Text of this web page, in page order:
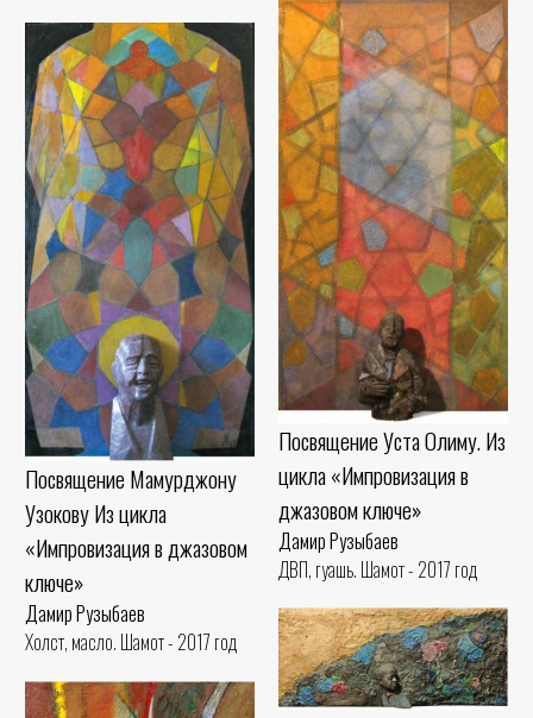
Посвящение Уста Олиму. Из
цикла «Импровизация в
джазовом ключе»
Дамир Рузыбаев
ДВП, гуашь. Шамот - 2017 год
Посвящение Мамурджону
Узокову Из цикла
«Импровизация в джазовом
ключе»
Дамир Рузыбаев
Холст, масло. Шамот - 2017 год